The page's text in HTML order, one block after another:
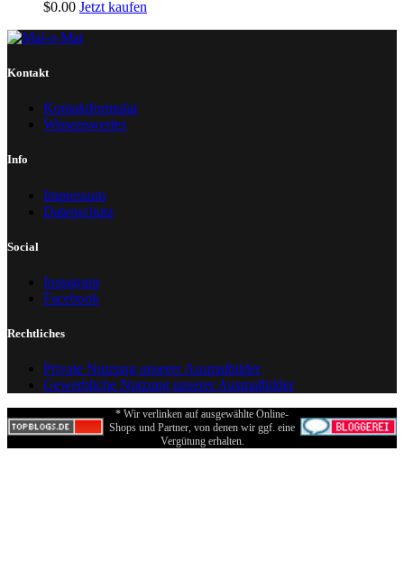
$0.00 Jetzt kaufen
Kontakt
Kontaktformular
Wissenswertes
Info
Impressum
Datenschutz
Social
Instagram
Facebook
Rechtliches
Private Nutzung unserer Ausmalbilder
Gewerbliche Nutzung unserer Ausmalbilder
* Wir verlinken auf ausgewählte Online-
Shops und Partner, von denen wir ggf. eine
Vergütung erhalten.